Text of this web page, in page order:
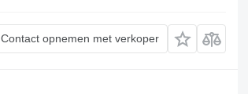
Contact opnemen met verkoper